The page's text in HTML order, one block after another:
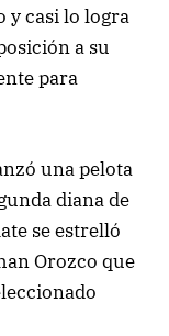
y casi lo logra
a su
para
una pelota
diana de
se estrelló
Orozco que